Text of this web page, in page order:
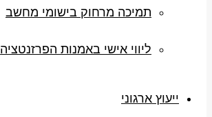
תמיכה מרחוק בישומי מחשב
ליווי אישי באמנות הפרזנטציה
ייעוץ ארגוני